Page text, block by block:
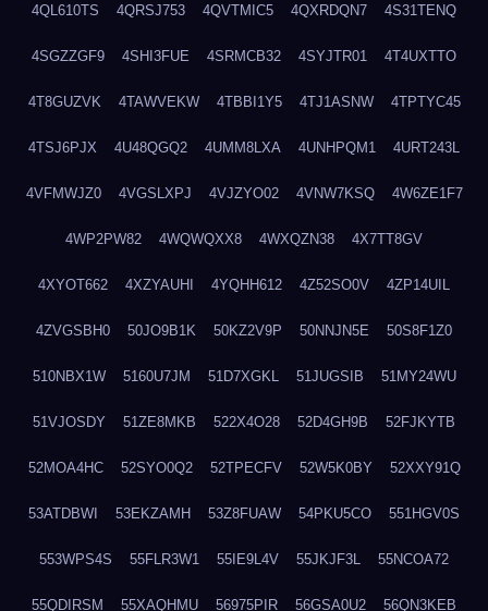
4QL610TS 4QRSJ753 4QVTMIC5 4QXRDQN7 4S31TENQ
4SGZZGF9 4SHI3FUE 4SRMCB32 4SYJTR01 4T4UXTTO
4T8GUZVK 4TAWVEKW 4TBBI1Y5 4TJ1ASNW 4TPTYC45
4TSJ6PJX 4U48QGQ2 4UMM8LXA 4UNHPQM1 4URT243L
4VFMWJZ0 4VGSLXPJ 4VJZYO02 4VNW7KSQ 4W6ZE1F7
4WP2PW82 4WQWQXX8 4WXQZN38 4X7TT8GV
4XYOT662 4XZYAUHI 4YQHH612 4Z52SO0V 4ZP14UIL
4ZVGSBH0 50JO9B1K 50KZ2V9P 50NNJN5E 50S8F1Z0
510NBX1W 5160U7JM 51D7XGKL 51JUGSIB 51MY24WU
51VJOSDY 51ZE8MKB 522X4O28 52D4GH9B 52FJKYTB
52MOA4HC 52SYO0Q2 52TPECFV 52W5K0BY 52XXY91Q
53ATDBWI 53EKZAMH 53Z8FUAW 54PKU5CO 551HGV0S
553WPS4S 55FLR3W1 55IE9L4V 55JKJF3L 55NCOA72
55QDIRSM 55XAQHMU 56975PIR 56GSA0U2 56QN3KEB